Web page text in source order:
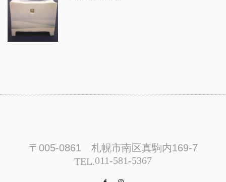
〒005-0861 札幌市南区真駒内169-7
TEL.011-581-5367